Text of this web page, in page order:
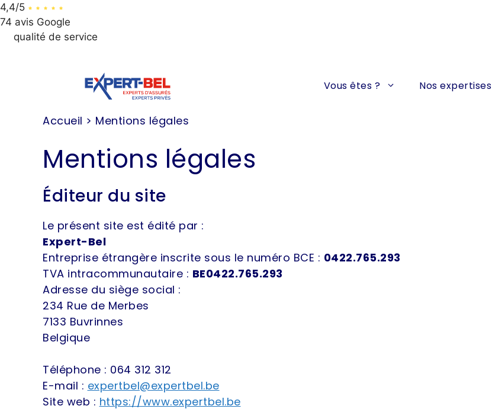
4,4/5
74 avis Google
qualité de service
Vous êtes ? Nos expertises
Accueil > Mentions légales
Mentions légales
Éditeur du site
Le présent site est édité par :
Expert-Bel
Entreprise étrangère inscrite sous le numéro BCE : 0422.765.293
TVA intracommunautaire : BE0422.765.293
Adresse du siège social :
234 Rue de Merbes
7133 Buvrinnes
Belgique
Téléphone : 064 312 312
E-mail : expertbel@expertbel.be
Site web : https://www.expertbel.be